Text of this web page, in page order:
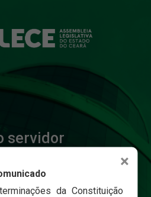
servidor
×
da Constituição